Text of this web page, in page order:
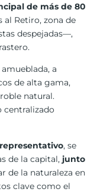
de más de 80
al Retiro, zona de
despejadas—,
a
de alta gama,
natural.
centralizado
, se
de la capital, junto
de la naturaleza en
clave como el